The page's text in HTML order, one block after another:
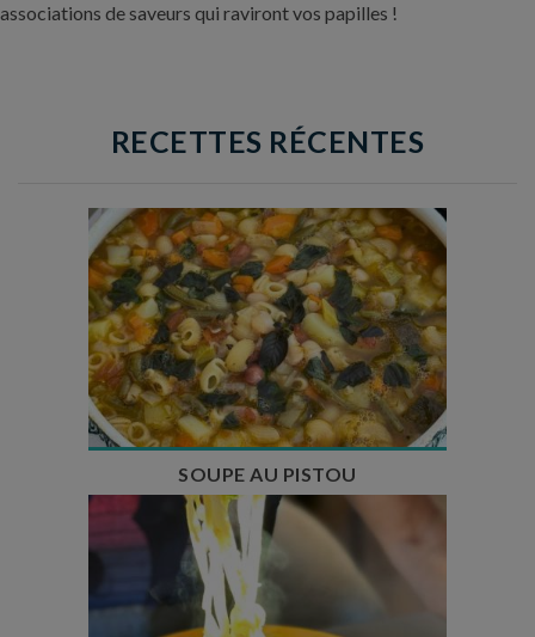
associations de saveurs qui raviront vos papilles !
RECETTES RÉCENTES
Temps de préparation : 35 min
Temps de cuisson : 1h15
Nombre de couverts : 8
SOUPE AU PISTOU
Temps de préparation : 40 min